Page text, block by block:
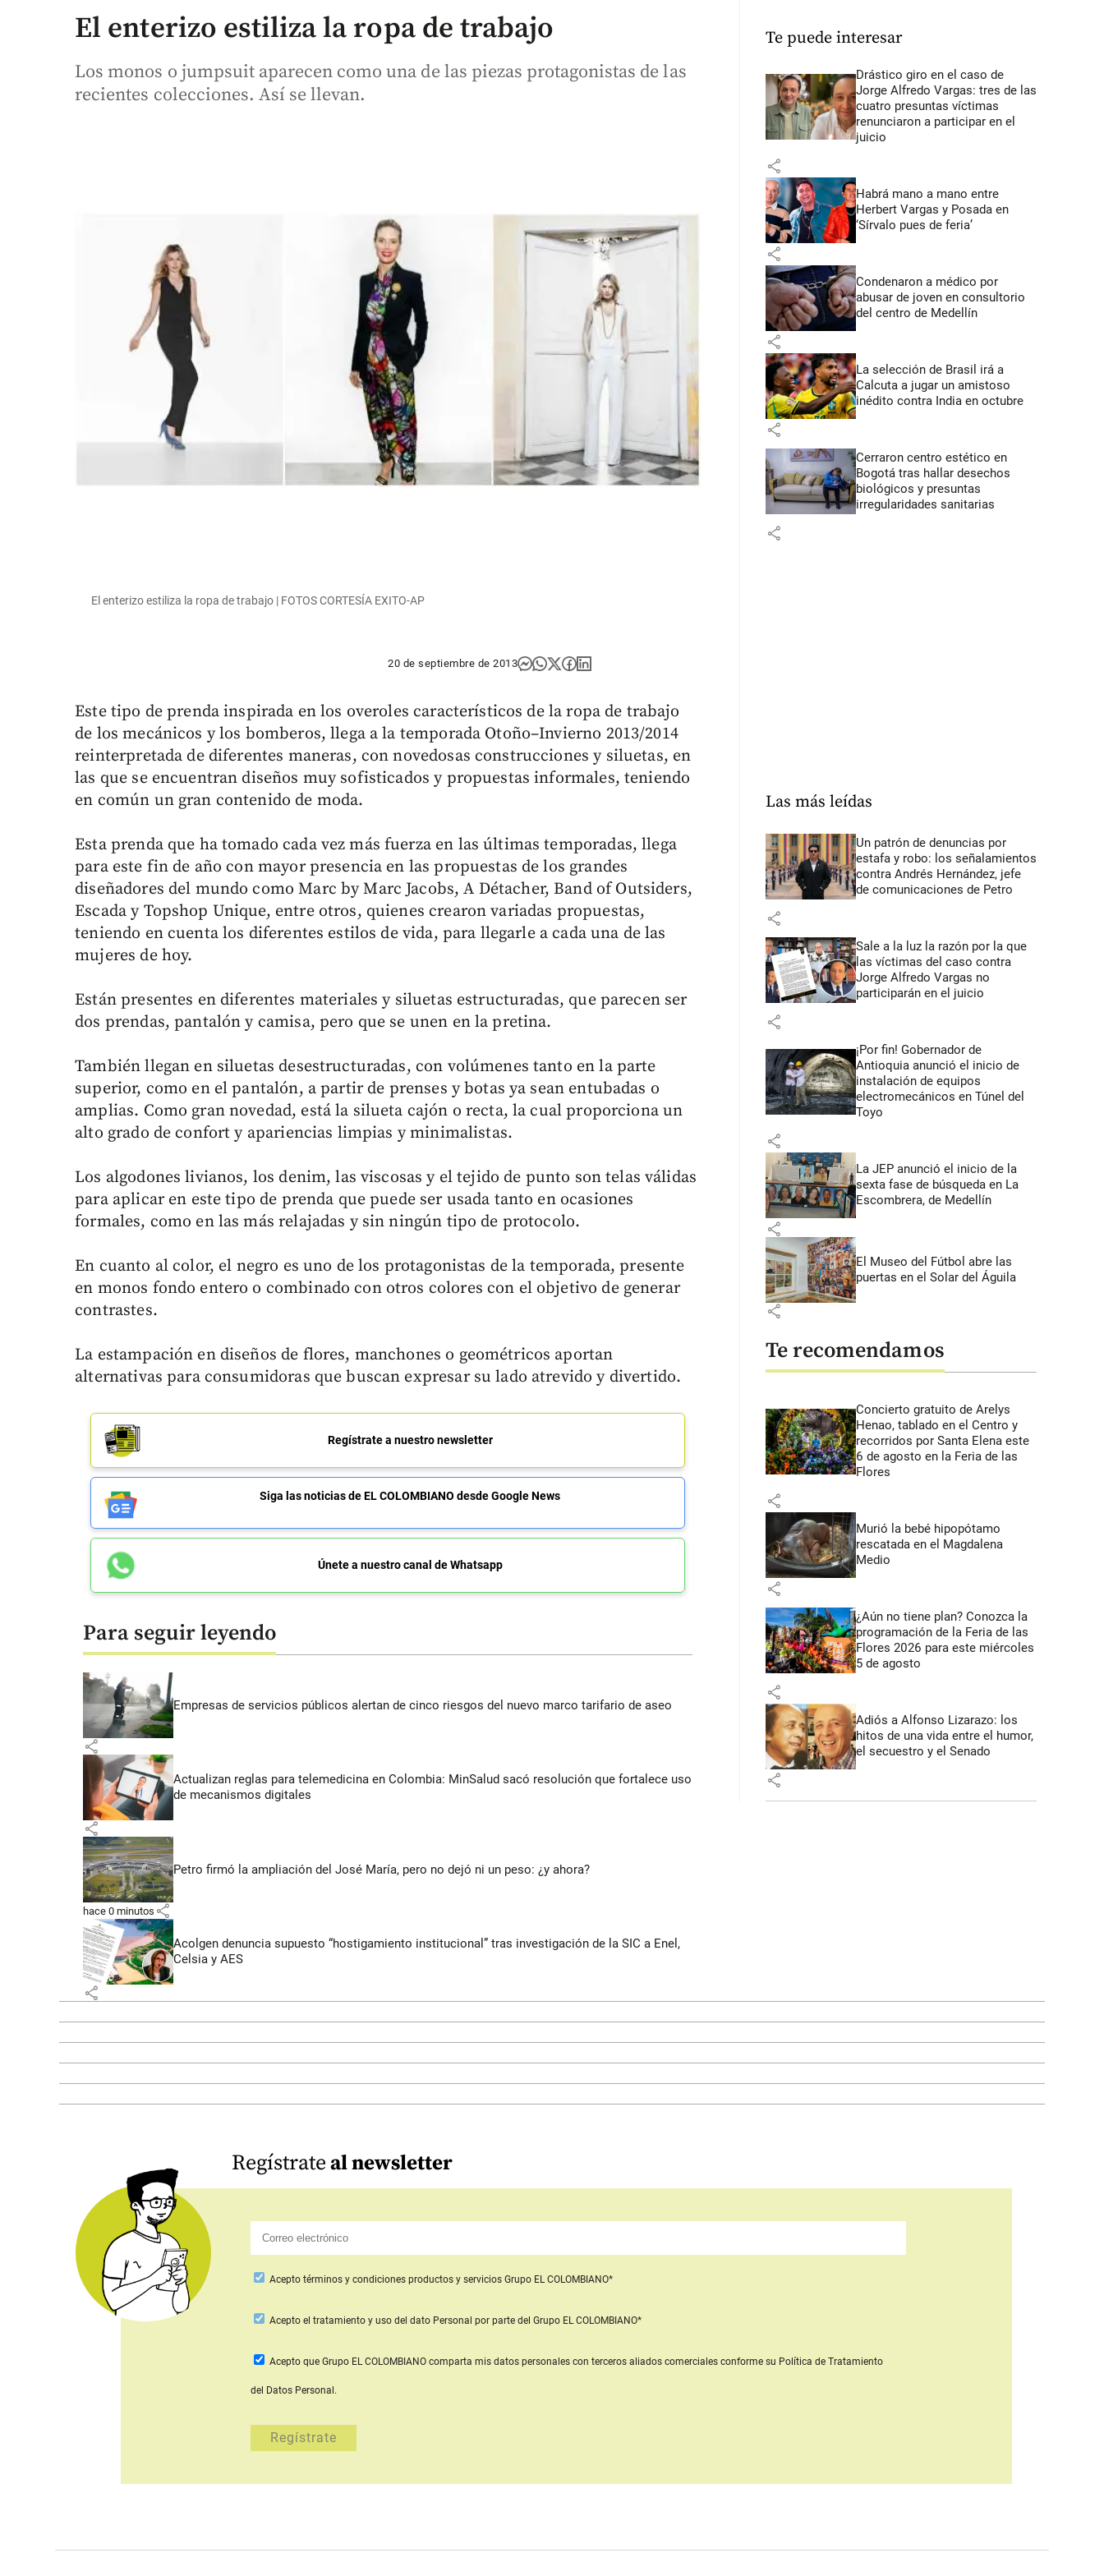
El enterizo estiliza la ropa de trabajo
Los monos o jumpsuit aparecen como una de las piezas protagonistas de las
recientes colecciones. Así se llevan.
El enterizo estiliza la ropa de trabajo | FOTOS CORTESÍA EXITO-AP
20 de septiembre de 2013
Este tipo de prenda inspirada en los overoles característicos de la ropa de trabajo
de los mecánicos y los bomberos, llega a la temporada Otoño–Invierno 2013/2014
reinterpretada de diferentes maneras, con novedosas construcciones y siluetas, en
las que se encuentran diseños muy sofisticados y propuestas informales, teniendo
en común un gran contenido de moda.
Esta prenda que ha tomado cada vez más fuerza en las últimas temporadas, llega
para este fin de año con mayor presencia en las propuestas de los grandes
diseñadores del mundo como Marc by Marc Jacobs, A Détacher, Band of Outsiders,
Escada y Topshop Unique, entre otros, quienes crearon variadas propuestas,
teniendo en cuenta los diferentes estilos de vida, para llegarle a cada una de las
mujeres de hoy.
Están presentes en diferentes materiales y siluetas estructuradas, que parecen ser
dos prendas, pantalón y camisa, pero que se unen en la pretina.
También llegan en siluetas desestructuradas, con volúmenes tanto en la parte
superior, como en el pantalón, a partir de prenses y botas ya sean entubadas o
amplias. Como gran novedad, está la silueta cajón o recta, la cual proporciona un
alto grado de confort y apariencias limpias y minimalistas.
Los algodones livianos, los denim, las viscosas y el tejido de punto son telas válidas
para aplicar en este tipo de prenda que puede ser usada tanto en ocasiones
formales, como en las más relajadas y sin ningún tipo de protocolo.
En cuanto al color, el negro es uno de los protagonistas de la temporada, presente
en monos fondo entero o combinado con otros colores con el objetivo de generar
contrastes.
La estampación en diseños de flores, manchones o geométricos aportan
alternativas para consumidoras que buscan expresar su lado atrevido y divertido.
Regístrate a nuestro newsletter
Siga las noticias de EL COLOMBIANO desde Google News
Únete a nuestro canal de Whatsapp
Para seguir leyendo
Empresas de servicios públicos alertan de cinco riesgos del nuevo marco tarifario de aseo
share
Actualizan reglas para telemedicina en Colombia: MinSalud sacó resolución que fortalece uso
de mecanismos digitales
share
Petro firmó la ampliación del José María, pero no dejó ni un peso: ¿y ahora?
hace 0 minutos share
Acolgen denuncia supuesto “hostigamiento institucional” tras investigación de la SIC a Enel,
Celsia y AES
share
Te puede interesar
Drástico giro en el caso de
Jorge Alfredo Vargas: tres de las
cuatro presuntas víctimas
renunciaron a participar en el
juicio
share
Habrá mano a mano entre
Herbert Vargas y Posada en
‘Sírvalo pues de feria’
share
Condenaron a médico por
abusar de joven en consultorio
del centro de Medellín
share
La selección de Brasil irá a
Calcuta a jugar un amistoso
inédito contra India en octubre
share
Cerraron centro estético en
Bogotá tras hallar desechos
biológicos y presuntas
irregularidades sanitarias
share
Las más leídas
Un patrón de denuncias por
estafa y robo: los señalamientos
contra Andrés Hernández, jefe
de comunicaciones de Petro
share
Sale a la luz la razón por la que
las víctimas del caso contra
Jorge Alfredo Vargas no
participarán en el juicio
share
¡Por fin! Gobernador de
Antioquia anunció el inicio de
instalación de equipos
electromecánicos en Túnel del
Toyo
share
La JEP anunció el inicio de la
sexta fase de búsqueda en La
Escombrera, de Medellín
share
El Museo del Fútbol abre las
puertas en el Solar del Águila
share
Te recomendamos
Concierto gratuito de Arelys
Henao, tablado en el Centro y
recorridos por Santa Elena este
6 de agosto en la Feria de las
Flores
share
Murió la bebé hipopótamo
rescatada en el Magdalena
Medio
share
¿Aún no tiene plan? Conozca la
programación de la Feria de las
Flores 2026 para este miércoles
5 de agosto
share
Adiós a Alfonso Lizarazo: los
hitos de una vida entre el humor,
el secuestro y el Senado
share
Regístrateal newsletter
Acepto términos y condiciones productos y servicios Grupo EL COLOMBIANO*
Aceptoel tratamiento y uso del dato Personal por parte del Grupo EL COLOMBIANO*
Acepto que Grupo EL COLOMBIANO comparta mis datos personales con terceros aliados comercialesconforme su Política de Tratamiento
del Datos Personal.